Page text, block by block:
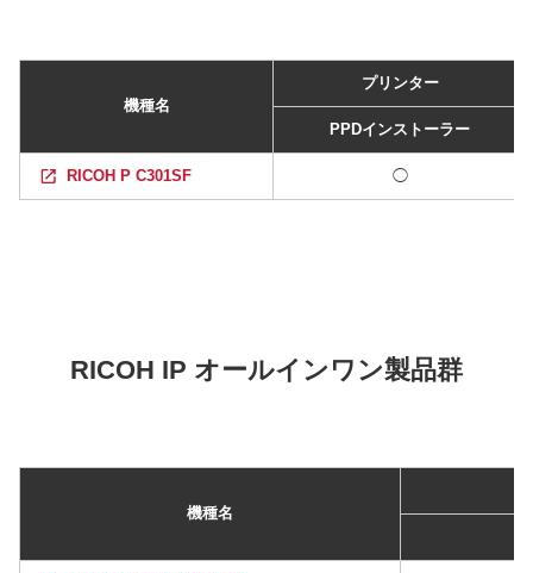
機種名
プリンター
PPDインストーラー
RICOH P C301SF ◯
RICOH IP オールインワン製品群
機種名